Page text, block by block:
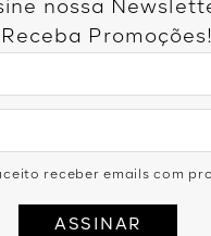
Orgânica -